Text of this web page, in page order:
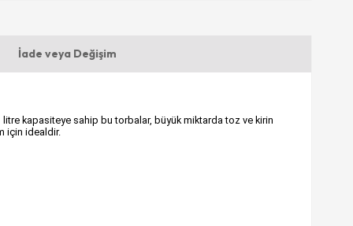
İade veya Değişim
kapasiteye sahip bu torbalar, büyük miktarda toz ve kirin
için idealdir.